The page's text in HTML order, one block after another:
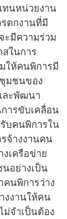
ทนหน่วยงาน
ตกงานที่มี
ะมีความร่วม
ในการ
ให้คนพิการมี
มชนของ
ละพัฒนา
ารขับเคลื่อน
บคนพิการใน
จ้างงานคน
เครือข่าย
อย่างเป็น
นพิการว่าง
งงานให้คน
จำเป็นต้อง